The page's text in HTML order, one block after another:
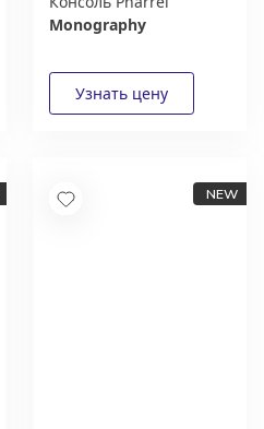
Monography